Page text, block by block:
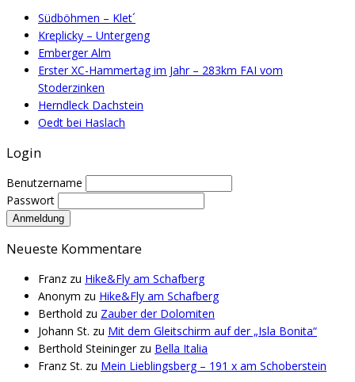
Südböhmen – Klet´
Kreplicky – Untergeng
Emberger Alm
Erster XC-Hammertag im Jahr – 283km FAI vom
Stoderzinken
Herndleck Dachstein
Oedt bei Haslach
Login
Benutzername
Passwort
Neueste Kommentare
Franz zu Hike&Fly am Schafberg
Anonym zu Hike&Fly am Schafberg
Berthold zu Zauber der Dolomiten
Johann St. zu Mit dem Gleitschirm auf der „Isla Bonita“
Berthold Steiningerzu Bella Italia
Franz St. zu Mein Lieblingsberg – 191 x am Schoberstein